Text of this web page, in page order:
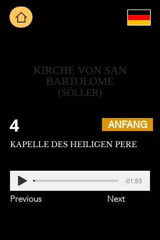
KIRCHE VON SAN
BARTOLOME
(SÓLLER)
4 ANFANG
KAPELLE DES HEILIGEN PERE
-01:53
Previous Next